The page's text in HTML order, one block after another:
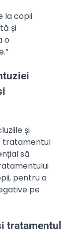
la copii
și
o
și
tratamentul
să
pentru a
pe
tratamentul